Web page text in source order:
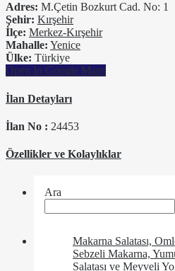
Adres: M.Çetin Bozkurt Cad. No: 1
Şehir: Kırşehir
İlçe: Merkez-Kırşehir
Mahalle: Yenice
Ülke: Türkiye
Open In Google Maps
İlan Detayları
İlan No : 24453
Özellikler ve Kolaylıklar
Ara
Makarna Salatası,
Sebzeli Makarna,
Salatası ve Meyveli